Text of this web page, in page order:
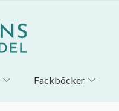
Fackböcker